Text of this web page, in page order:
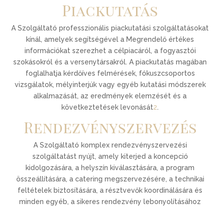
Piackutatás
A Szolgáltató professzionális piackutatási szolgáltatásokat
kínál, amelyek segítségével a Megrendelő értékes
információkat szerezhet a célpiacáról, a fogyasztói
szokásokról és a versenytársakról. A piackutatás magában
foglalhatja kérdőíves felmérések, fókuszcsoportos
vizsgálatok, mélyinterjúk vagy egyéb kutatási módszerek
alkalmazását, az eredmények elemzését és a
következtetések levonását2
Rendezvényszervezés
A Szolgáltató komplex rendezvényszervezési
szolgáltatást nyújt, amely kiterjed a koncepció
kidolgozására, a helyszín kiválasztására, a program
összeállítására, a catering megszervezésére, a technikai
feltételek biztosítására, a résztvevők koordinálására és
minden egyéb, a sikeres rendezvény lebonyolításához